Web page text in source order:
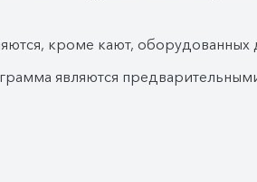
экскурсию.
кроме кают, оборудованных
являются